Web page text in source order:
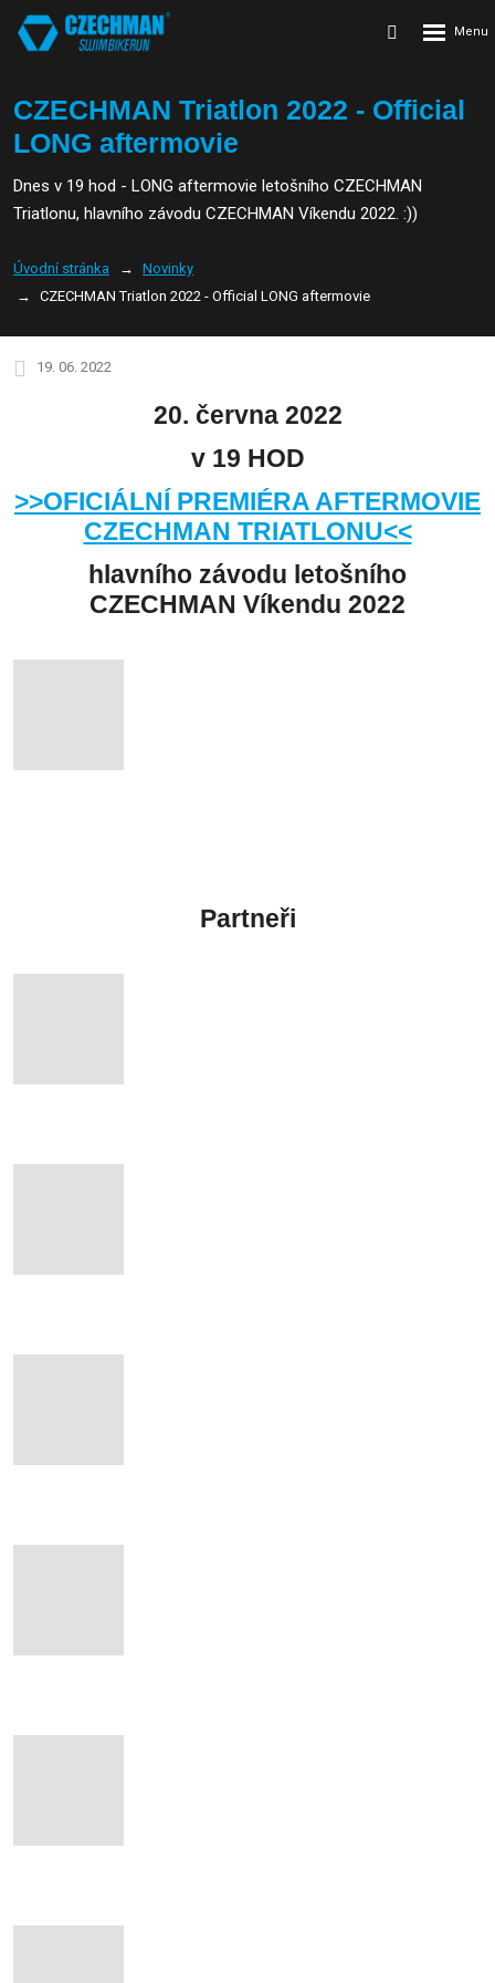
Vyhledávání
Rozbalení
CZECHMAN Triatlon 2022 - Official
LONG aftermovie
Dnes v 19 hod - LONG aftermovie letošního CZECHMAN
Triatlonu, hlavního závodu CZECHMAN Víkendu 2022. :))
Úvodní stránka
Novinky
CZECHMAN Triatlon 2022 - Official LONG aftermovie
19. 06. 2022
20. června 2022
v 19 HOD
>>OFICIÁLNÍ PREMIÉRA AFTERMOVIE
CZECHMAN TRIATLONU<<
hlavního závodu letošního
CZECHMAN Víkendu 2022
Partneři